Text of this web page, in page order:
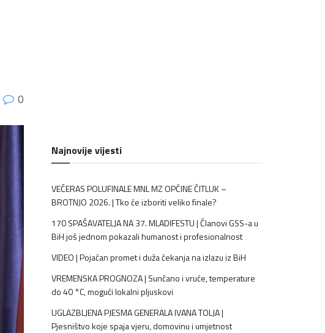
0
Najnovije vijesti
VEČERAS POLUFINALE MNL MZ OPĆINE ČITLUK –
BROTNJO 2026. | Tko će izboriti veliko finale?
170 SPAŠAVATELJA NA 37. MLADIFESTU | Članovi GSS-a u
BiH još jednom pokazali humanost i profesionalnost
VIDEO | Pojačan promet i duža čekanja na izlazu iz BiH
VREMENSKA PROGNOZA | Sunčano i vruće, temperature
do 40 °C, mogući lokalni pljuskovi
UGLAZBLJENA PJESMA GENERALA IVANA TOLJA |
Pjesništvo koje spaja vjeru, domovinu i umjetnost